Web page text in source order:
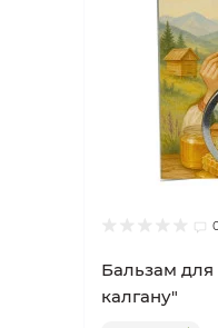
Бальзам для
калгану"